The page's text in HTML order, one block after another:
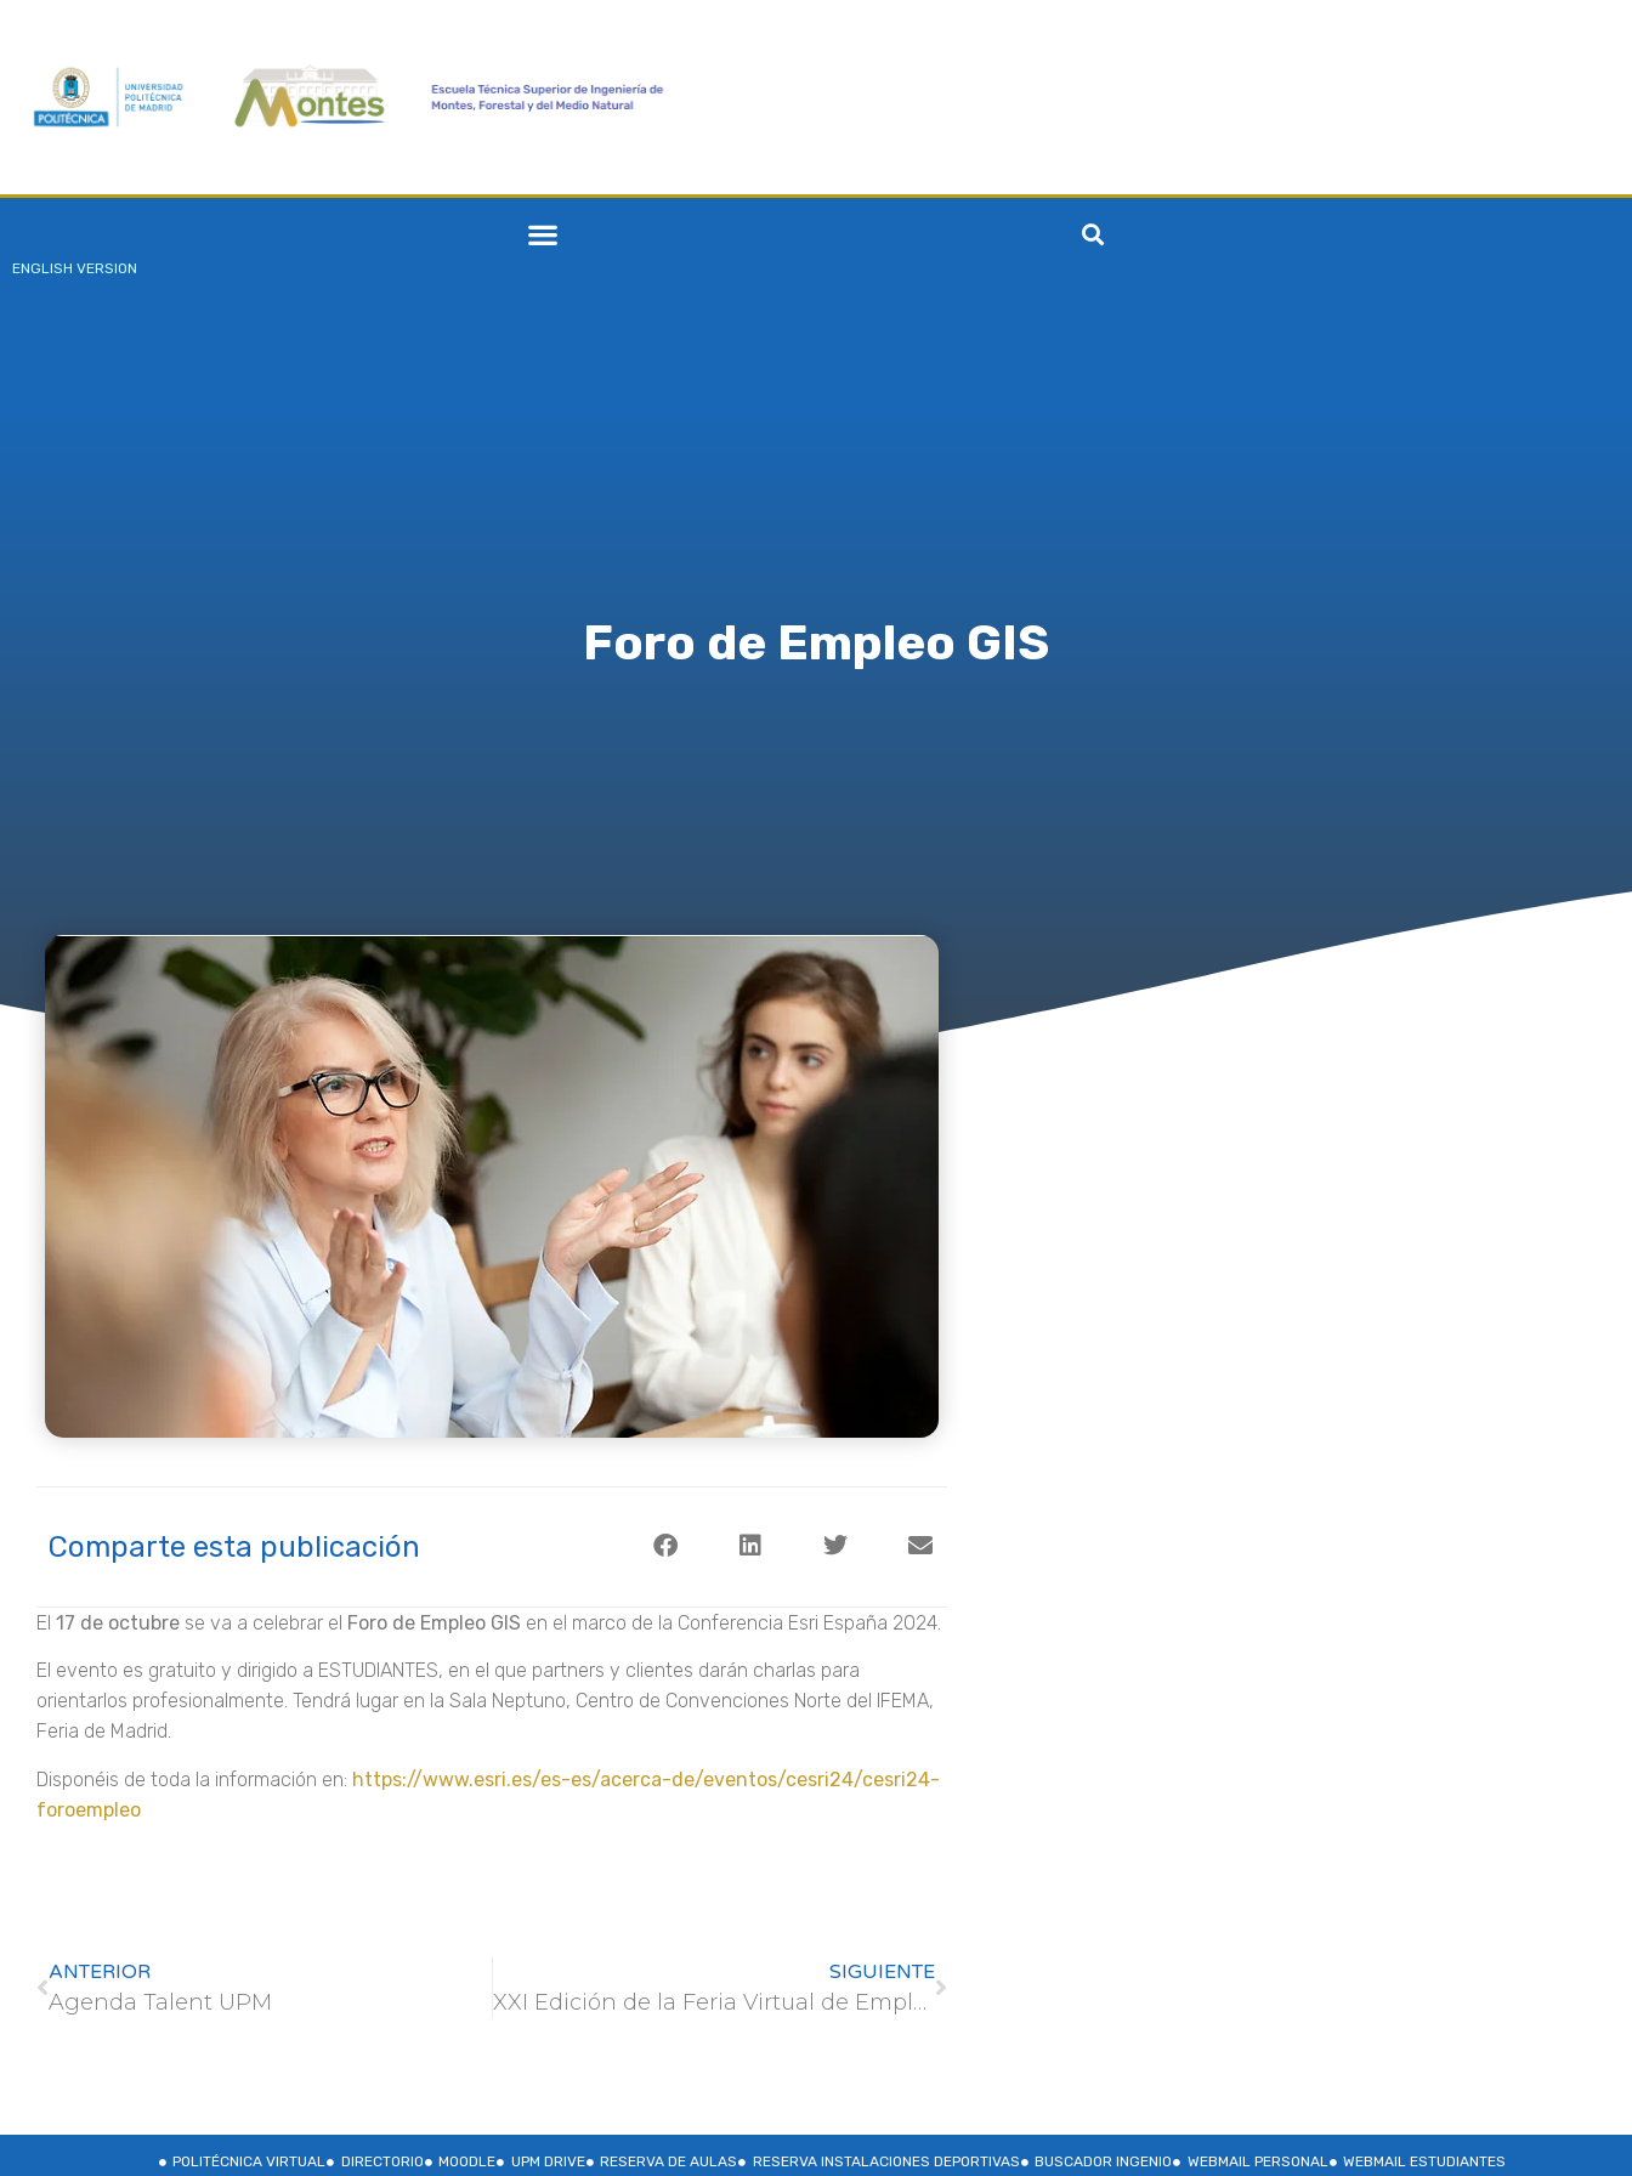
ENGLISH VERSION
Foro de Empleo GIS
Comparte esta publicación
El 17 de octubre se va a celebrar el Foro de Empleo GIS en el marco de la Conferencia Esri España 2024.
El evento es gratuito y dirigido a ESTUDIANTES, en el que partners y clientes darán charlas para
orientarlos profesionalmente. Tendrá lugar en la Sala Neptuno, Centro de Convenciones Norte del IFEMA,
Feria de Madrid.
Disponéis de toda la información en: https://www.esri.es/es-es/acerca-de/eventos/cesri24/cesri24-
foroempleo
ANTERIOR
Agenda Talent UPM
SIGUIENTE
XXI Edición de la Feria Virtual de Empleo UPM
POLITÉCNICA VIRTUAL DIRECTORIO MOODLE UPM DRIVE RESERVA DE AULAS RESERVA INSTALACIONES DEPORTIVAS BUSCADOR INGENIO WEBMAIL PERSONAL WEBMAIL ESTUDIANTES